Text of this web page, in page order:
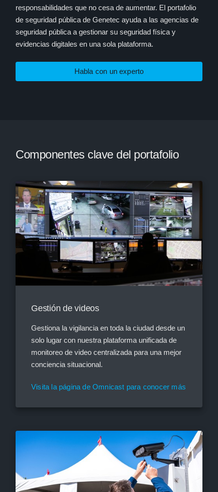
responsabilidades que no cesa de aumentar. El portafolio
de seguridad pública de Genetec ayuda a las agencias de
seguridad pública a gestionar su seguridad física y
evidencias digitales en una sola plataforma.
Habla con un experto
Componentes clave del portafolio
Gestión de videos
Gestiona la vigilancia en toda la ciudad desde un
solo lugar con nuestra plataforma unificada de
monitoreo de video centralizada para una mejor
conciencia situacional.
Visita la página de Omnicast para conocer más